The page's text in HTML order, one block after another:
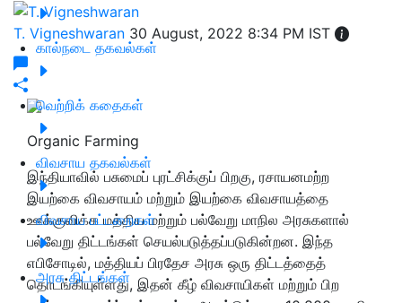
கால்நடை தகவல்கள்
வெற்றிக் கதைகள்
விவசாய தகவல்கள்
விவசாய பட்டறைகள்
அரசு திட்டங்கள்
T. Vigneshwaran 30 August, 2022 8:34 PM IST
Organic Farming
இந்தியாவில் பசுமைப் புரட்சிக்குப் பிறகு, ரசாயனமற்ற
இயற்கை விவசாயம் மற்றும் இயற்கை விவசாயத்தை
ஊக்குவிக்க மத்திய மற்றும் பல்வேறு மாநில அரசுகளால்
பல்வேறு திட்டங்கள் செயல்படுத்தப்படுகின்றன. இந்த
எபிசோடில், மத்தியப் பிரதேச அரசு ஒரு திட்டத்தைத்
தொடங்கியுள்ளது, இதன் கீழ் விவசாயிகள் மற்றும் பிற